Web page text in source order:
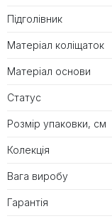
Підголівник
Матеріал коліщаток
Матеріал основи
Статус
Розмір упаковки, см
Колекція
Вага виробу
Гарантія